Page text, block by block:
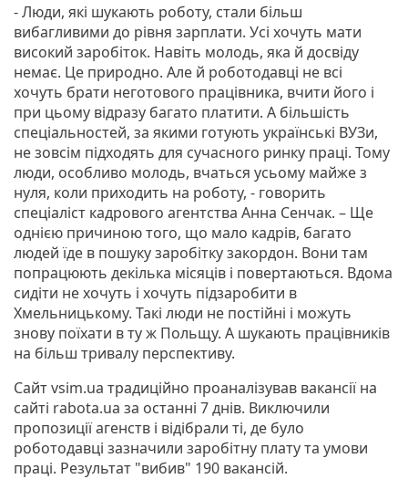
- Люди, які шукають роботу, стали більш
вибагливими до рівня зарплати. Усі хочуть мати
високий заробіток. Навіть молодь, яка й досвіду
немає. Це природно. Але й роботодавці не всі
хочуть брати неготового працівника, вчити його і
при цьому відразу багато платити. А більшість
спеціальностей, за якими готують українські ВУЗи,
не зовсім підходять для сучасного ринку праці. Тому
люди, особливо молодь, вчаться усьому майже з
нуля, коли приходить на роботу, - говорить
спеціаліст кадрового агентства Анна Сенчак. – Ще
однією причиною того, що мало кадрів, багато
людей їде в пошуку заробітку закордон. Вони там
попрацюють декілька місяців і повертаються. Вдома
сидіти не хочуть і хочуть підзаробити в
Хмельницькому. Такі люди не постійні і можуть
знову поїхати в ту ж Польщу. А шукають працівників
на більш тривалу перспективу.
Сайт vsim.ua традиційно проаналізував вакансії на
сайті rabota.ua за останні 7 днів. Виключили
пропозиції агенств і відібрали ті, де було
роботодавці зазначили заробітну плату та умови
праці. Результат "вибив" 190 вакансій.